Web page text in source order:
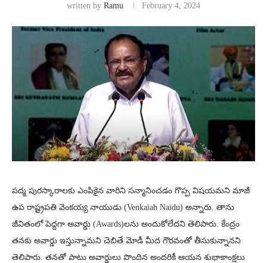
written by Ramu February 4, 2024
పద్మ పురస్కారాలకు ఎంపికైన వారిని సన్మానించడం గొప్ప విషయమని మాజీ
ఉప రాష్ట్రపతి వెంకయ్య నాయుడు (Venkaiah Naidu) అన్నారు. తాను
జీవితంలో పెద్దగా అవార్డు (Awards)లను అందుకోలేదని తెలిపారు. కేంద్రం
తనకు అవార్డు ఇస్తున్నామని చెబితే మోడీ మీద గౌరవంతో తీసుకున్నానని
తెలిపారు. తనతో పాటు అవార్డులు పొందిన అందరికీ ఆయన శుభాకాంక్షలు